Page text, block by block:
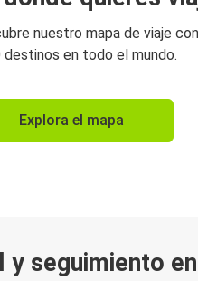
nuestro mapa de viaje
destinos en todo el mundo.
Explora el mapa
seguimiento